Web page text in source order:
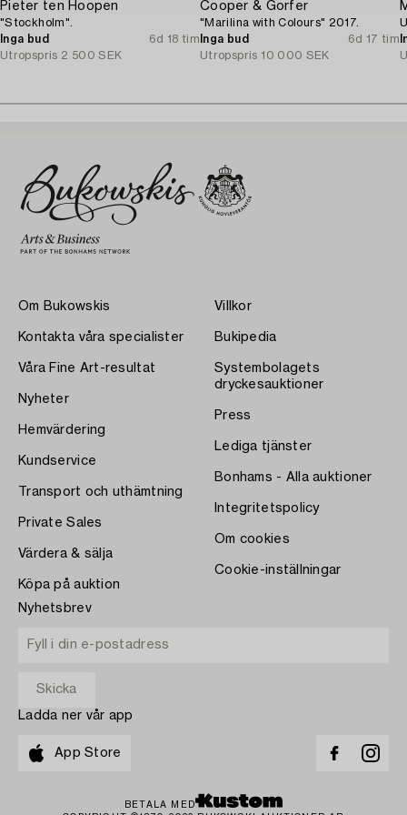
Pieter ten Hoopen
"Stockholm".
Inga bud
6d 18 tim
Utropspris 2 500 SEK
Cooper & Gorfer
"Marilina with Colours" 2017.
Inga bud
6d 17 tim
Utropspris 10 000 SEK
Om Bukowskis
Kontakta våra specialister
Våra Fine Art-resultat
Nyheter
Hemvärdering
Kundservice
Transport och uthämtning
Private Sales
Värdera & sälja
Köpa på auktion
Villkor
Bukipedia
Systembolagets
dryckesauktioner
Press
Lediga tjänster
Bonhams - Alla auktioner
Integritetspolicy
Om cookies
Cookie-inställningar
Nyhetsbrev
Ladda ner vår app
App Store
BETALA MED